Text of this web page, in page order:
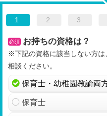
1 2 3
必須 お持ちの資格は？
※下記の資格に該当しない方
相談ください。
保育士・幼稚園教諭両
保育士